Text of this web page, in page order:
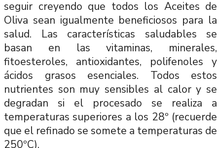
seguir creyendo que todos los Aceites de
Oliva sean igualmente beneficiosos para la
salud. Las características saludables se
basan en las vitaminas, minerales,
fitoesteroles, antioxidantes, polifenoles y
ácidos grasos esenciales. Todos estos
nutrientes son muy sensibles al calor y se
degradan si el procesado se realiza a
temperaturas superiores a los 28º (recuerde
que el refinado se somete a temperaturas de
250ºC).